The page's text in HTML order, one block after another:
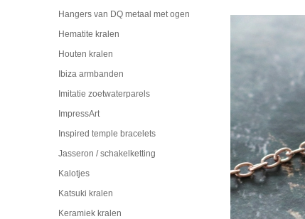
Hangers van DQ metaal met ogen
Hematite kralen
Houten kralen
Ibiza armbanden
Imitatie zoetwaterparels
ImpressArt
Inspired temple bracelets
Jasseron / schakelketting
Kalotjes
Katsuki kralen
Keramiek kralen